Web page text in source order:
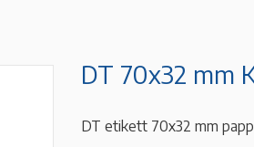
DT 70x32 mm
DT etikett 70x32 mm